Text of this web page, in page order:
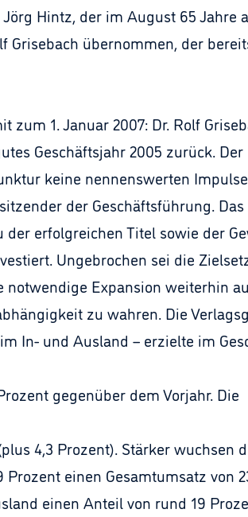
Hintz, der im August 65 Jahre
Grisebach übernommen, der
1. Januar 2007: Dr. Rolf
Geschäftsjahr 2005 zurück.
keine nennenswerten
der Geschäftsführung.
erfolgreichen Titel sowie der
Ungebrochen sei die
Expansion weiterhin
zu wahren. Die
In- und Ausland – erzielte im
gegenüber dem Vorjahr. Die
4,3 Prozent). Stärker wuchsen
einen Gesamtumsatz von
einen Anteil von rund 19